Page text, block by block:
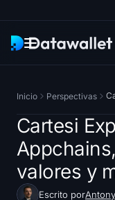
Investigación
ETF Rastreadores
Bitcoin ETF
Inicio Perspectivas
Cartesi
valores y
Escrito por